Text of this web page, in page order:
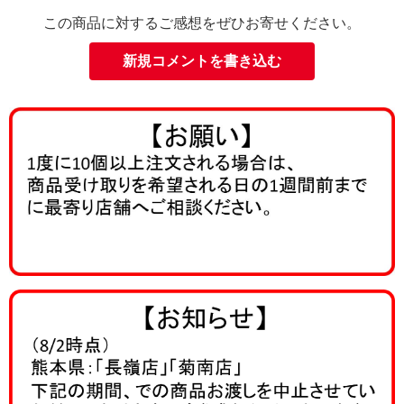
この商品に対するご感想をぜひお寄せください。
新規コメントを書き込む